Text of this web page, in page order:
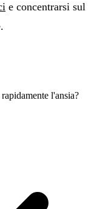
e concentrarsi sul
l'ansia?